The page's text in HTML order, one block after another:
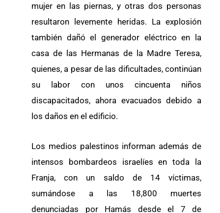
mujer en las piernas, y otras dos personas
resultaron levemente heridas. La explosión
también dañó el generador eléctrico en la
casa de las Hermanas de la Madre Teresa,
quienes, a pesar de las dificultades, continúan
su labor con unos cincuenta niños
discapacitados, ahora evacuados debido a
los daños en el edificio.
Los medios palestinos informan además de
intensos bombardeos israelíes en toda la
Franja, con un saldo de 14 víctimas,
sumándose a las 18,800 muertes
denunciadas por Hamás desde el 7 de